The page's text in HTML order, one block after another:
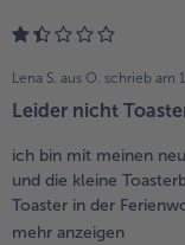
Lena S. aus O. schrieb am
Leider nicht
ich bin mit meinen
und die kleine
Toaster in der
mehr anzeigen